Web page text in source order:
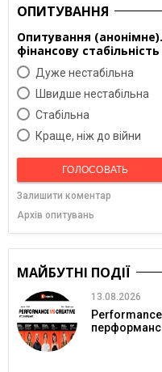
ОПИТУВАННЯ
Опитування
фінансову
Дуже нестабільна
Швидше нестабільна
Cтабільна
Краще, ніж до війни
ГОЛОСОВАТЬ
Залишити коментар
Архів опитувань
МАЙБУТНІ ПОДІЇ
13.08.2026